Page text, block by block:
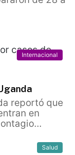
Internacional
reportó que
en
Salud